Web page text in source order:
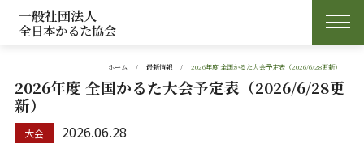
一般社団法人
全日本かるた協会
ホーム 最新情報 2026年度 全国かるた大会予定表（2026/6/28更新）
2026年度 全国かるた大会予定表（2026/6/28更
新）
2026.06.28